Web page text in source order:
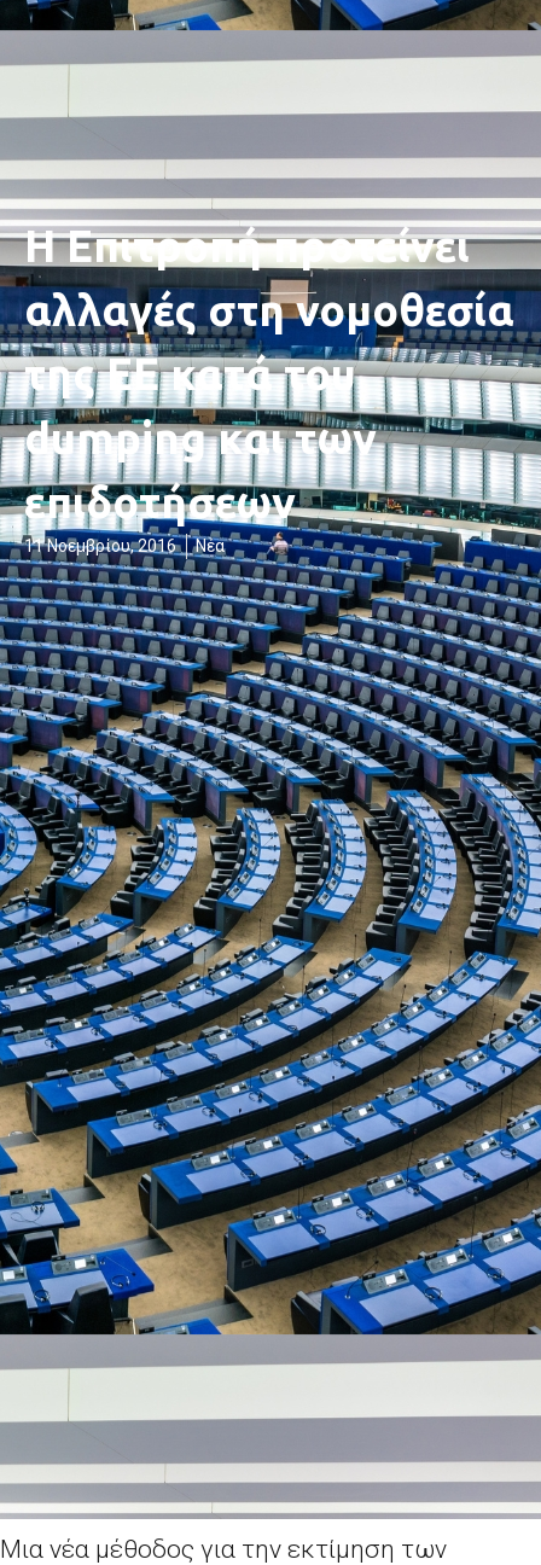
Η Επιτροπή προτείνει
αλλαγές στη νομοθεσία
της ΕΕ κατά του
dumping και των
επιδοτήσεων
11 Νοεμβρίου, 2016 Νέα
Μια νέα μέθοδος για την εκτίμηση των